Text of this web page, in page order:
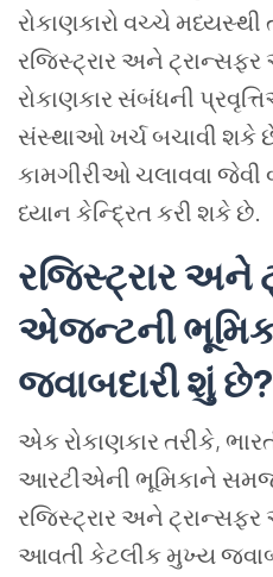
રોકાણકારો વચ્ચે મધ્યસ્થી
રજિસ્ટ્રાર અને
રોકાણકાર સંબંધની
સંસ્થાઓ ખર્ચ બચાવી શકે
કામગીરીઓ ચલાવવા જેવી
ધ્યાન કેન્દ્રિત કરી શકે છે.
રજિસ્ટ્રાર અને
એજન્ટની
જવાબદારી શું છે?
એક રોકાણકાર તરીકે,
આરટીએની ભૂમિકાને
રજિસ્ટ્રાર અને ટ્રાન્સફર
આવતી કેટલીક મુખ્ય